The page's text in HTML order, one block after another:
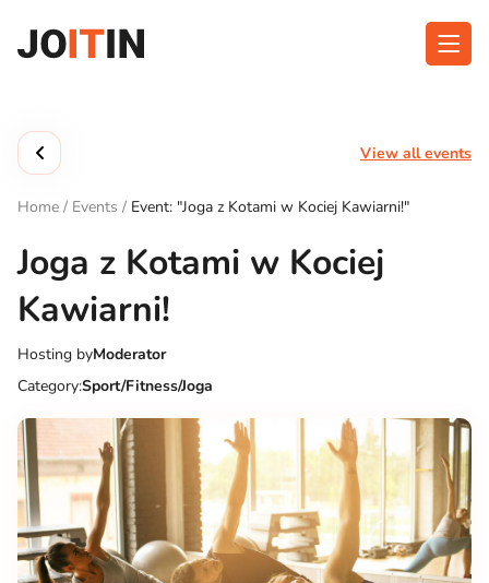
content
View all events
Home / Events / Event: "Joga z Kotami w Kociej Kawiarni!"
Joga z Kotami w Kociej
Kawiarni!
Hosting byModerator
Category:Sport/Fitness/Joga